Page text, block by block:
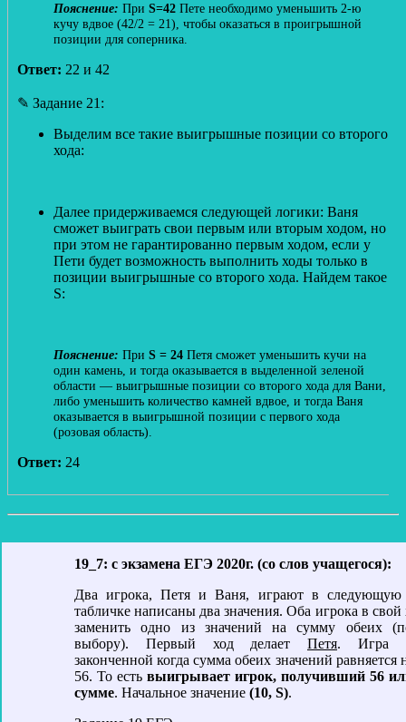
При S=42 Пете необходимо уменьшить 2-ю
кучу вдвое (42/2 = 21), чтобы оказаться в проигрышной
позиции для соперника.
Ответ: 22 и 42
✎ Задание 21:
Выделим все такие выигрышные позиции со второго
хода:
Далее придерживаемся следующей логики: Ваня
сможет выиграть свои первым или вторым ходом, но
при этом не гарантированно первым ходом, если у
Пети будет возможность выполнить ходы только в
позиции выигрышные со второго хода. Найдем такое
S:
При S = 24 Петя сможет уменьшить кучи на
один камень, и тогда оказывается в выделенной зеленой
области — выигрышные позиции со второго хода для Вани,
либо уменьшить количество камней вдвое, и тогда Ваня
оказывается в выигрышной позиции с первого хода
(розовая область).
Ответ: 24
19_7: с экзамена ЕГЭ 2020г. (со слов учащегося):
Два игрока, Петя и Ваня, играют в следующую
табличке написаны два значения. Оба игрока в свой
заменить одно из значений на сумму обеих
выбору). Первый ход делает Петя. Игра
законченной когда сумма обеих значений равняется
56. То есть выигрывает игрок, получивший 56
сумме. Начальное значение (10, S).